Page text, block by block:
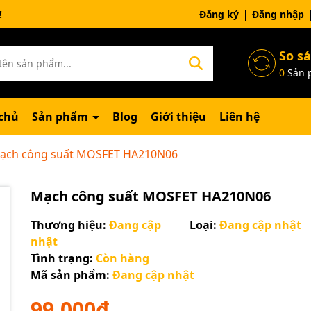
chờ đợi bạn Đăng ký Đăng nhập
So
0Sản
Sản phẩm Blog Giới thiệu Liên hệ
công suất MOSFET HA210N06
Mạch công suất MOSFET HA210N06
Thương hiệu: Đang cập
nhật
Loại: Đang cập nhật
Tình trạng: Còn hàng
Mã sản phẩm: Đang cập nhật